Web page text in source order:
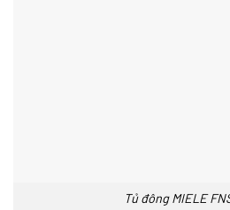
Tủ đông MIELE